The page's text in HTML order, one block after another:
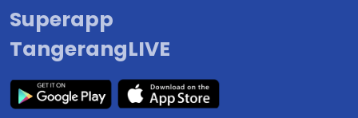
Superapp
TangerangLIVE